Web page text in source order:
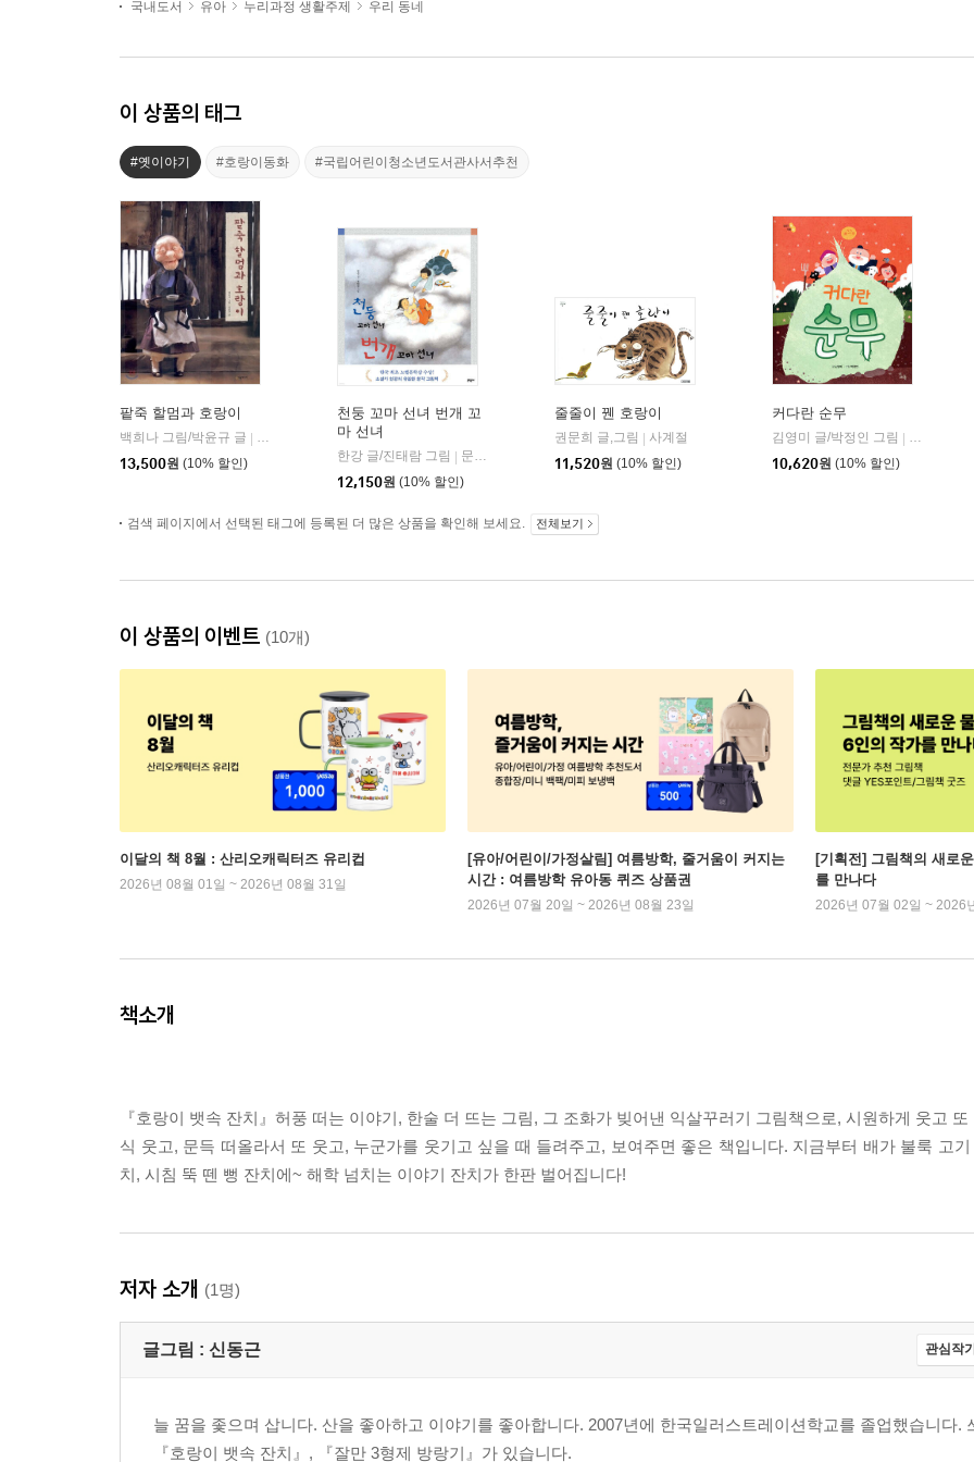
국내도서
유아 누리과정 생활주제 우리 동네
이 상품의 태그
#옛이야기 #호랑이동화 #국립어린이청소년도서관사서추천
팥죽 할멈과 호랑이
백희나 그림/박윤규 글
시공주니어
13,500원 (10% 할인)
천둥 꼬마 선녀 번개 꼬
마 선녀
한강 글/진태람 그림
문학동네
12,150원 (10% 할인)
줄줄이 꿴 호랑이
권문희 글,그림
사계절
11,520원 (10% 할인)
커다란 순무
김영미 글/박정인 그림
하루놀
10,620원 (10% 할인)
검색 페이지에서 선택된 태그에 등록된 더 많은 상품을 확인해 보세요. 전체보기
이 상품의 이벤트 (10개)
이달의 책 8월 : 산리오캐릭터즈 유리컵
2026년 08월 01일 ~ 2026년 08월 31일
[유아/어린이/가정살림] 여름방학, 줄거움이 커지는
시간 : 여름방학 유아동 퀴즈 상품권
2026년 07월 20일 ~ 2026년 08월 23일
[기획전] 그림책의 새로
를 만나다
2026년 07월 02일 ~ 2026
책소개
『호랑이 뱃속 잔치』허풍 떠는 이야기, 한술 더 뜨는 그림, 그 조화가 빚어낸 익살꾸러기 그림책으로, 시원하게 웃고
식 웃고, 문득 떠올라서 또 웃고, 누군가를 웃기고 싶을 때 들려주고, 보여주면 좋은 책입니다. 지금부터 배가 불룩 고
치, 시침 뚝 뗀 뻥 잔치에~ 해학 넘치는 이야기 잔치가 한판 벌어집니다!
저자 소개 (1명)
글그림 : 신동근 관심작
늘 꿈을 좇으며 삽니다. 산을 좋아하고 이야기를 좋아합니다. 2007년에 한국일러스트레이션학교를 졸업했습니다.
『호랑이 뱃속 잔치』, 『잘만 3형제 방랑기』가 있습니다.